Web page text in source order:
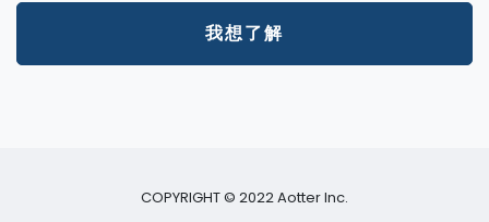
我想了解
COPYRIGHT © 2022 Aotter Inc.